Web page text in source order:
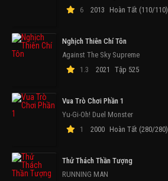
6
2013 Hoàn Tất (110/110)
Nghịch Thiên Chí Tôn
Against The Sky Supreme
1.3
2021 Tập 525
Vua Trò Chơi Phần 1
Yu-Gi-Oh! Duel Monster
1
2000 Hoàn Tất (280/280)
Thử Thách Thần Tượng
RUNNING MAN